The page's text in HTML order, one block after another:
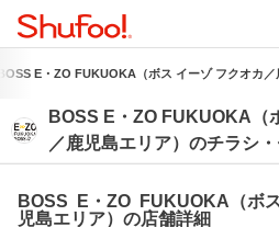
E・ZO FUKUOKA（ボス イーゾ フクオカ
BOSS E・ZO FUKUOKA（
／鹿児島エリア）のチラシ
福岡市中央区）
BOSS E・ZO FUKUOKA（ボ
児島エリア）の店舗詳細